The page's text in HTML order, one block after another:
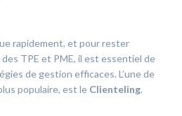
NOUS
rapidement, et pour rester
TPE et PME, il est essentiel de
de gestion efficaces. L’une de
populaire, est le Clienteling.